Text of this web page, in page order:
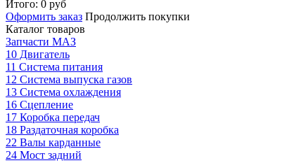
Итого: 0 руб
Оформить заказ Продолжить покупки
Каталог товаров
Запчасти МАЗ
10 Двигатель
11 Система питания
12 Система выпуска газов
13 Система охлаждения
16 Сцепление
17 Коробка передач
18 Раздаточная коробка
22 Валы карданные
24 Мост задний